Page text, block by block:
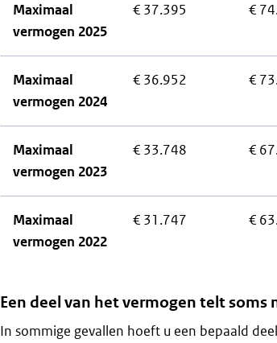
Maximaal
vermogen 2025
€ 37.395 €
Maximaal
vermogen 2024
€ 36.952 €
Maximaal
vermogen 2023
€ 33.748 €
Maximaal
vermogen 2022
€ 31.747 €
Een deel van het vermogen telt soms
In sommige gevallen hoeft u een bepaald